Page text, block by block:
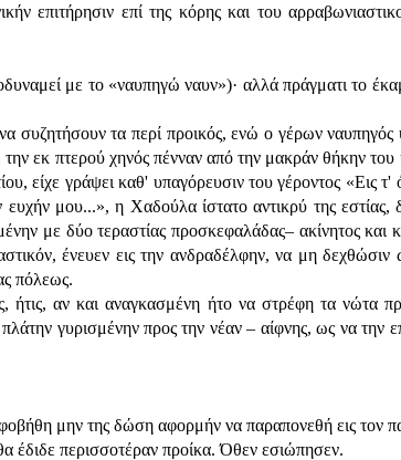
επί της κόρης και του
με το «ναυπηγώ ναυν»)· αλλά πράγματι το
συζητήσουν τα περί προικός, ενώ ο γέρων
εκ πτερού χηνός πένναν από την μακράν θήκην
είχε γράψει καθ' υπαγόρευσιν του γέροντος «Εις
μου...», η Χαδούλα ίστατο αντικρύ της εστίας,
με δύο τεραστίας προσκεφαλάδας– ακίνητος και
ένευεν εις την ανδραδέλφην, να μη δεχθώσιν
πόλεως.
αν και αναγκασμένη ήτο να στρέφη τα νώτα
γυρισμένην προς την νέαν – αίφνης, ως να την
μην της δώση αφορμήν να παραπονεθή εις τον
έδιδε περισσοτέραν προίκα. Όθεν εσιώπησεν.